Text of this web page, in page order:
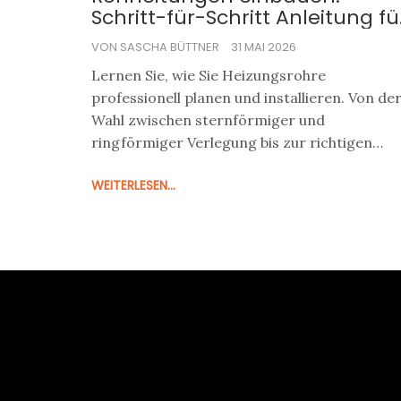
Schritt-für-Schritt Anleitung
Planung und Installation
VON SASCHA BÜTTNER 31 MAI 2026
Lernen Sie, wie Sie Heizungsrohre
professionell planen und installieren. Von der
Wahl zwischen sternförmiger und
ringförmiger Verlegung bis zur richtigen
praxisnaher Guide für Ihre
WEITERLESEN...